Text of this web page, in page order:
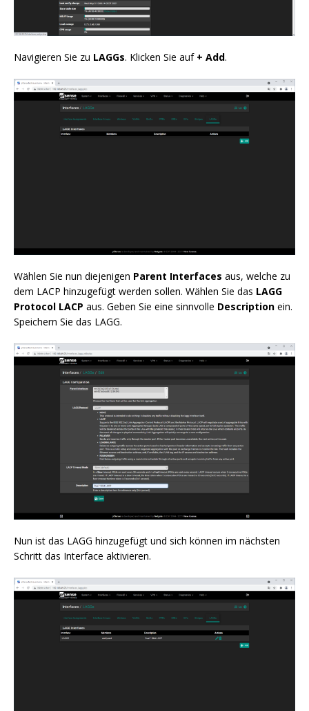
Navigieren Sie zu LAGGs. Klicken Sie auf + Add.
Wählen Sie nun diejenigen Parent Interfaces aus, welche zu
dem LACP hinzugefügt werden sollen. Wählen Sie das LAGG
Protocol LACP aus. Geben Sie eine sinnvolle Description ein.
Speichern Sie das LAGG.
Nun ist das LAGG hinzugefügt und sich können im nächsten
Schritt das Interface aktivieren.